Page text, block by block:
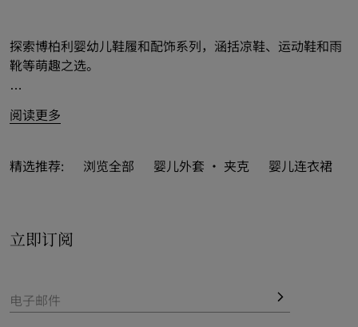
探索博柏利婴幼儿鞋履和配饰系列，涵括凉鞋、运动鞋和雨
靴等萌趣之选。
彩设计，巧缀品牌典藏元素，温情守护活力童年。
新季婴儿鞋
和露趾款式缤纷亮相，以鲜明品牌风格点亮整体
必备鞋履新品以百变造型和配色演绎，搭配鲜尚婴儿袜、帽
阅读更多
精选推荐: 浏览全部 婴儿外套 · 夹克 婴儿连衣裙
立即订阅
电子邮件